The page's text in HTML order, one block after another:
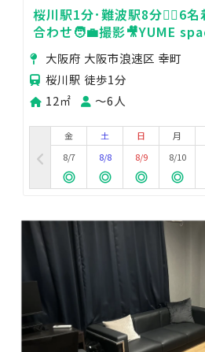
桜川駅1分･難波駅8分🚶‍♀️6
合わせ🧑‍💼撮影🎥YUME
会議室）
大阪府 大阪市浪速区 幸町
桜川駅 徒歩1分
12㎡
〜6人
金
8/7
土
8/8
日
8/9
月
8/10